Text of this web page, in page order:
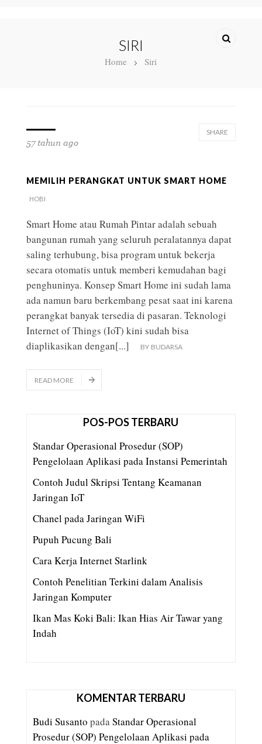
SIRI
Home Siri
57 tahun ago
SHARE
MEMILIH PERANGKAT UNTUK SMART HOME
HOBI
Smart Home atau Rumah Pintar adalah sebuah
bangunan rumah yang seluruh peralatannya dapat
saling terhubung, bisa program untuk bekerja
secara otomatis untuk memberi kemudahan bagi
penghuninya. Konsep Smart Home ini sudah lama
ada namun baru berkembang pesat saat ini karena
perangkat banyak tersedia di pasaran. Teknologi
Internet of Things (IoT) kini sudah bisa
diaplikasikan dengan[...] BY BUDARSA
READ MORE
POS-POS TERBARU
Standar Operasional Prosedur (SOP)
Pengelolaan Aplikasi pada Instansi Pemerintah
Contoh Judul Skripsi Tentang Keamanan
Jaringan IoT
Chanel pada Jaringan WiFi
Pupuh Pucung Bali
Cara Kerja Internet Starlink
Contoh Penelitian Terkini dalam Analisis
Jaringan Komputer
Ikan Mas Koki Bali: Ikan Hias Air Tawar yang
Indah
KOMENTAR TERBARU
Budi Susanto padaStandar Operasional
Prosedur (SOP) Pengelolaan Aplikasi pada